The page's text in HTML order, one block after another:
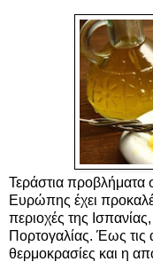
Τεράστια προβλήματα
Ευρώπης έχει
περιοχές της Ισπανίας,
Πορτογαλίας. Έως τις
θερμοκρασίες και η